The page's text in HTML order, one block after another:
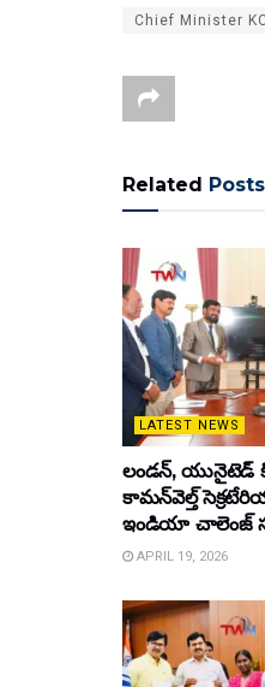
Chief Minister
Related Posts
LATEST NEWS
లండన్, యునైటెడ్
కామన్‌వెల్త్
ఇండియా చాలెంజ్
APRIL 19, 2026